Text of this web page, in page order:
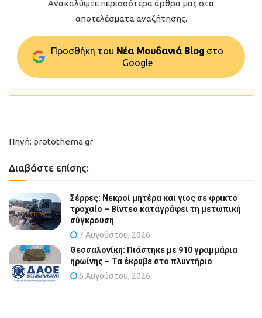
Ανακαλύψτε περισσότερα άρθρα μας στα
αποτελέσματα αναζήτησης.
Προσθήκη του Νέα Μουδανιά Blog στo
Google
Πηγή: protothema.gr
Διαβάστε επίσης:
Σέρρες: Νεκροί μητέρα και γιος σε φρικτό
τροχαίο – Βίντεο καταγράφει τη μετωπική
σύγκρουση
7 Αυγούστου, 2026
Θεσσαλονίκη: Πιάστηκε με 910 γραμμάρια
ηρωίνης – Τα έκρυβε στο πλυντήριο
6 Αυγούστου, 2026